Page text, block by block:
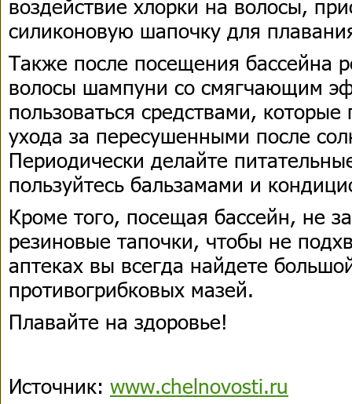
воздействие хлорки на волосы,
силиконовую шапочку для
Также после посещения бассейна
волосы шампуни со смягчающим
пользоваться средствами,
ухода за пересушенными после
Периодически делайте
пользуйтесь бальзамами и
Кроме того, посещая бассейн, не
резиновые тапочки, чтобы не
аптеках вы всегда найдете
противогрибковых мазей.
Плавайте на здоровье!
Источник: www.chelnovosti.ru